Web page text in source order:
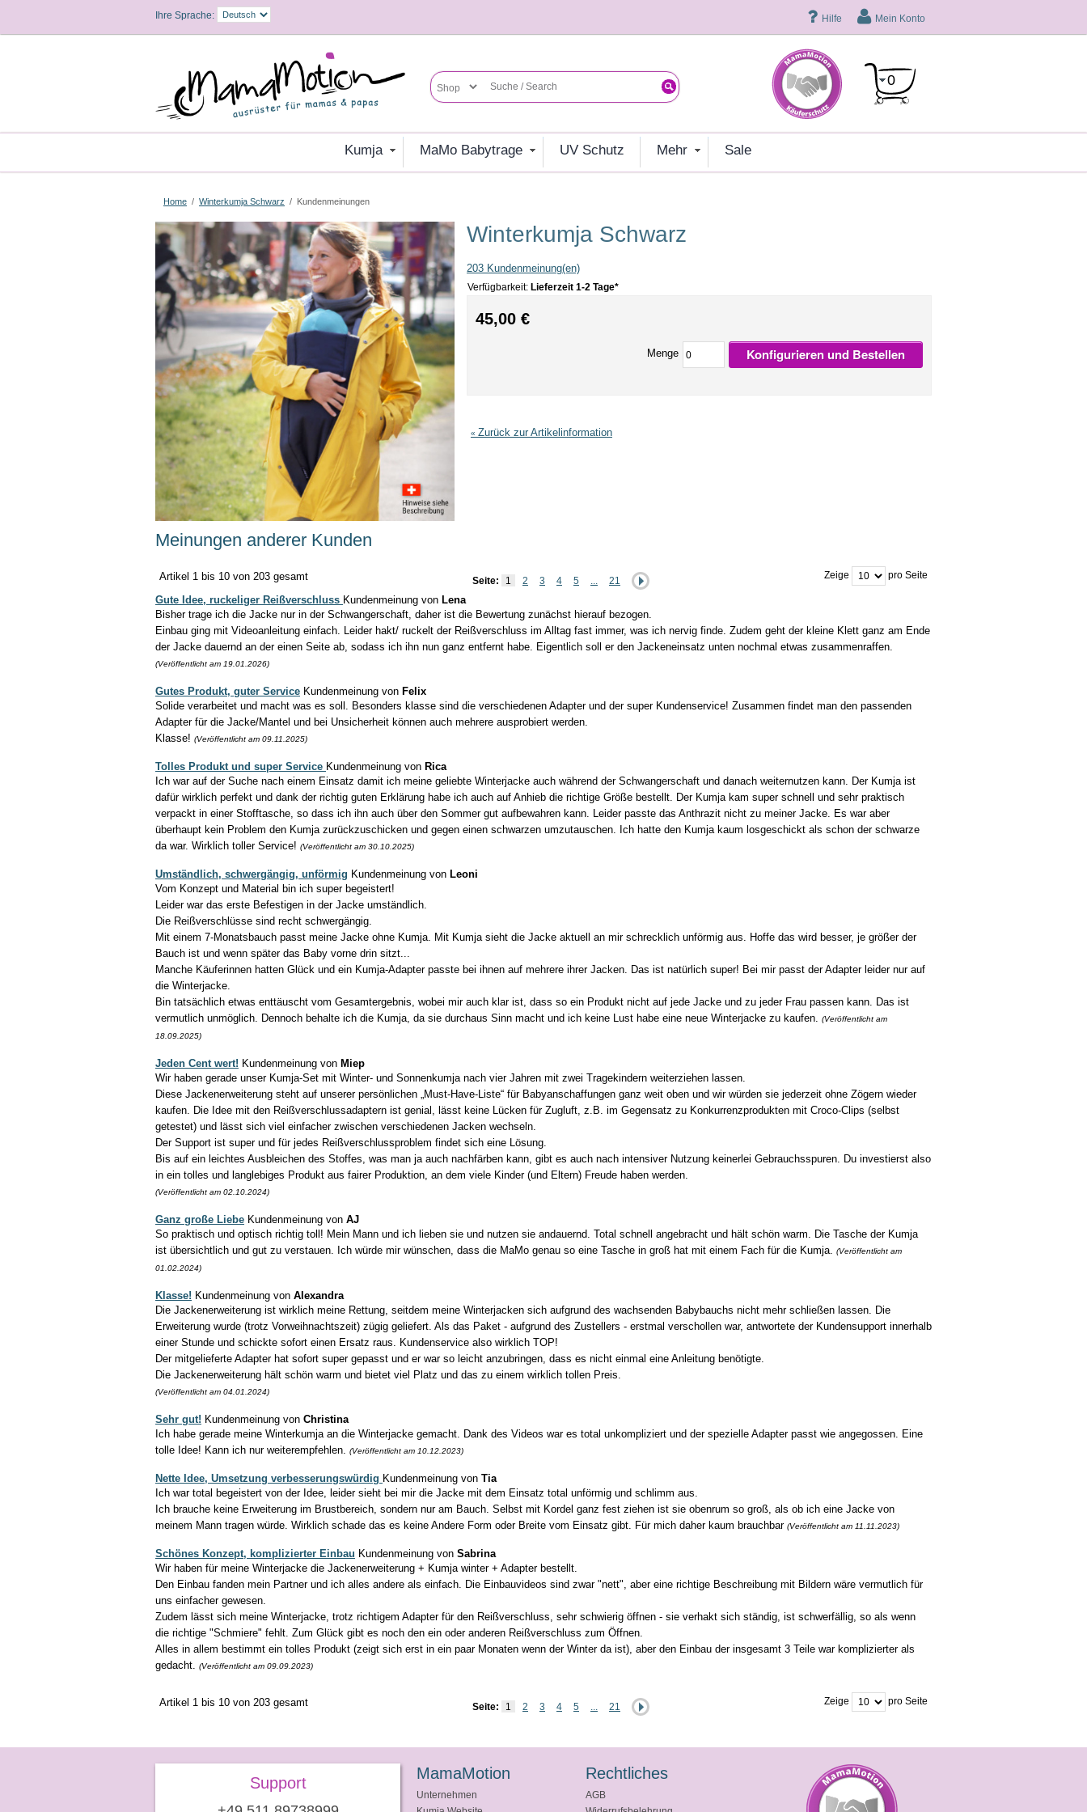
Ihre Sprache: Hilfe Mein Konto
0
Kumja MaMo Babytrage UV Schutz mehr sale
Home / Winterkumja Schwarz / Kundenmeinungen
Winterkumja Schwarz
203 Kundenmeinung(en)
Verfügbarkeit: Lieferzeit 1-2 Tage*
45,00 €
Menge Konfigurieren und Bestellen
« Zurück zur Artikelinformation
Meinungen anderer Kunden
Artikel 1 bis 10 von 203 gesamt Zeige pro Seite
Seite: 1 2 3 4 5 21
Gute Idee, ruckeliger Reißverschluss Kundenmeinung von Lena
Bisher trage ich die Jacke nur in der Schwangerschaft, daher ist die Bewertung zunächst hierauf bezogen.
Einbau ging mit Videoanleitung einfach. Leider hakt/ ruckelt der Reißverschluss im Alltag fast immer, was ich nervig finde. Zudem geht der kleine Klett ganz am Ende
der Jacke dauernd an der einen Seite ab, sodass ich ihn nun ganz entfernt habe. Eigentlich soll er den Jackeneinsatz unten nochmal etwas zusammenraffen.
(Veröffentlicht am 19.01.2026)
Gutes Produkt, guter Service Kundenmeinung von Felix
Solide verarbeitet und macht was es soll. Besonders klasse sind die verschiedenen Adapter und der super Kundenservice! Zusammen findet man den passenden
Adapter für die Jacke/Mantel und bei Unsicherheit können auch mehrere ausprobiert werden.
Klasse! (Veröffentlicht am 09.11.2025)
Tolles Produkt und super Service Kundenmeinung von Rica
Ich war auf der Suche nach einem Einsatz damit ich meine geliebte Winterjacke auch während der Schwangerschaft und danach weiternutzen kann. Der Kumja ist
dafür wirklich perfekt und dank der richtig guten Erklärung habe ich auch auf Anhieb die richtige Größe bestellt. Der Kumja kam super schnell und sehr praktisch
verpackt in einer Stofftasche, so dass ich ihn auch über den Sommer gut aufbewahren kann. Leider passte das Anthrazit nicht zu meiner Jacke. Es war aber
überhaupt kein Problem den Kumja zurückzuschicken und gegen einen schwarzen umzutauschen. Ich hatte den Kumja kaum losgeschickt als schon der schwarze
da war. Wirklich toller Service! (Veröffentlicht am 30.10.2025)
Umständlich, schwergängig, unförmig Kundenmeinung von Leoni
Vom Konzept und Material bin ich super begeistert!
Leider war das erste Befestigen in der Jacke umständlich.
Die Reißverschlüsse sind recht schwergängig.
Mit einem 7-Monatsbauch passt meine Jacke ohne Kumja. Mit Kumja sieht die Jacke aktuell an mir schrecklich unförmig aus. Hoffe das wird besser, je größer der
Bauch ist und wenn später das Baby vorne drin sitzt...
Manche Käuferinnen hatten Glück und ein Kumja-Adapter passte bei ihnen auf mehrere ihrer Jacken. Das ist natürlich super! Bei mir passt der Adapter leider nur auf
die Winterjacke.
Bin tatsächlich etwas enttäuscht vom Gesamtergebnis, wobei mir auch klar ist, dass so ein Produkt nicht auf jede Jacke und zu jeder Frau passen kann. Das ist
vermutlich unmöglich. Dennoch behalte ich die Kumja, da sie durchaus Sinn macht und ich keine Lust habe eine neue Winterjacke zu kaufen. (Veröffentlicht am
18.09.2025)
Jeden Cent wert! Kundenmeinung von Miep
Wir haben gerade unser Kumja-Set mit Winter- und Sonnenkumja nach vier Jahren mit zwei Tragekindern weiterziehen lassen.
Diese Jackenerweiterung steht auf unserer persönlichen „Must-Have-Liste“ für Babyanschaffungen ganz weit oben und wir würden sie jederzeit ohne Zögern wieder
kaufen. Die Idee mit den Reißverschlussadaptern ist genial, lässt keine Lücken für Zugluft, z.B. im Gegensatz zu Konkurrenzprodukten mit Croco-Clips (selbst
getestet) und lässt sich viel einfacher zwischen verschiedenen Jacken wechseln.
Der Support ist super und für jedes Reißverschlussproblem findet sich eine Lösung.
Bis auf ein leichtes Ausbleichen des Stoffes, was man ja auch nachfärben kann, gibt es auch nach intensiver Nutzung keinerlei Gebrauchsspuren. Du investierst also
in ein tolles und langlebiges Produkt aus fairer Produktion, an dem viele Kinder (und Eltern) Freude haben werden.
(Veröffentlicht am 02.10.2024)
Ganz große Liebe Kundenmeinung von AJ
So praktisch und optisch richtig toll! Mein Mann und ich lieben sie und nutzen sie andauernd. Total schnell angebracht und hält schön warm. Die Tasche der Kumja
ist übersichtlich und gut zu verstauen. Ich würde mir wünschen, dass die MaMo genau so eine Tasche in groß hat mit einem Fach für die Kumja. (Veröffentlicht am
01.02.2024)
Klasse! Kundenmeinung von Alexandra
Die Jackenerweiterung ist wirklich meine Rettung, seitdem meine Winterjacken sich aufgrund des wachsenden Babybauchs nicht mehr schließen lassen. Die
Erweiterung wurde (trotz Vorweihnachtszeit) zügig geliefert. Als das Paket - aufgrund des Zustellers - erstmal verschollen war, antwortete der Kundensupport innerhalb
einer Stunde und schickte sofort einen Ersatz raus. Kundenservice also wirklich TOP!
Der mitgelieferte Adapter hat sofort super gepasst und er war so leicht anzubringen, dass es nicht einmal eine Anleitung benötigte.
Die Jackenerweiterung hält schön warm und bietet viel Platz und das zu einem wirklich tollen Preis.
(Veröffentlicht am 04.01.2024)
Sehr gut! Kundenmeinung von Christina
Ich habe gerade meine Winterkumja an die Winterjacke gemacht. Dank des Videos war es total unkompliziert und der spezielle Adapter passt wie angegossen. Eine
tolle Idee! Kann ich nur weiterempfehlen. (Veröffentlicht am 10.12.2023)
Nette Idee, Umsetzung verbesserungswürdig Kundenmeinung von Tia
Ich war total begeistert von der Idee, leider sieht bei mir die Jacke mit dem Einsatz total unförmig und schlimm aus.
Ich brauche keine Erweiterung im Brustbereich, sondern nur am Bauch. Selbst mit Kordel ganz fest ziehen ist sie obenrum so groß, als ob ich eine Jacke von
meinem Mann tragen würde. Wirklich schade das es keine Andere Form oder Breite vom Einsatz gibt. Für mich daher kaum brauchbar (Veröffentlicht am 11.11.2023)
Schönes Konzept, komplizierter Einbau Kundenmeinung von Sabrina
Wir haben für meine Winterjacke die Jackenerweiterung + Kumja winter + Adapter bestellt.
Den Einbau fanden mein Partner und ich alles andere als einfach. Die Einbauvideos sind zwar "nett", aber eine richtige Beschreibung mit Bildern wäre vermutlich für
uns einfacher gewesen.
Zudem lässt sich meine Winterjacke, trotz richtigem Adapter für den Reißverschluss, sehr schwierig öffnen - sie verhakt sich ständig, ist schwerfällig, so als wenn
die richtige "Schmiere" fehlt. Zum Glück gibt es noch den ein oder anderen Reißverschluss zum Öffnen.
Alles in allem bestimmt ein tolles Produkt (zeigt sich erst in ein paar Monaten wenn der Winter da ist), aber den Einbau der insgesamt 3 Teile war komplizierter als
gedacht. (Veröffentlicht am 09.09.2023)
Artikel 1 bis 10 von 203 gesamt Zeige pro Seite
Seite: 1 2 3 4 5 21
Support
MamaMotion
Unternehmen
Rechtliches
AGB